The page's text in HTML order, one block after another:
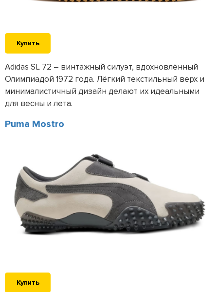
Купить
Adidas SL 72 – винтажный силуэт, вдохновлённый
Олимпиадой 1972 года. Лёгкий текстильный верх и
минималистичный дизайн делают их идеальными
для весны и лета.
Puma Mostro
Купить